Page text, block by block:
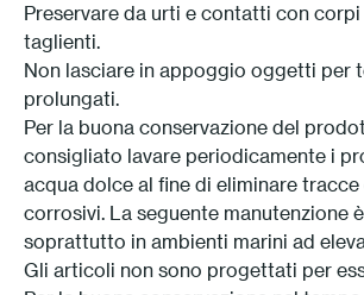
Preservare da urti e contatti con
taglienti.
Non lasciare in appoggio oggetti per
prolungati.
Per la buona conservazione del
consigliato lavare periodicamente i
acqua dolce al fine di eliminare
corrosivi. La seguente manutenzione
soprattutto in ambienti marini ad
Gli articoli non sono progettati per